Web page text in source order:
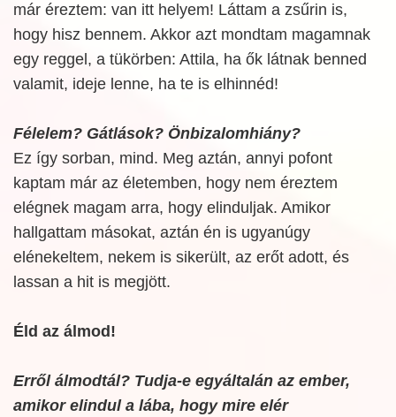
már éreztem: van itt helyem! Láttam a zsűrin is,
hogy hisz bennem. Akkor azt mondtam magamnak
egy reggel, a tükörben: Attila, ha ők látnak benned
valamit, ideje lenne, ha te is elhinnéd!
Félelem? Gátlások? Önbizalomhiány?
Ez így sorban, mind. Meg aztán, annyi pofont
kaptam már az életemben, hogy nem éreztem
elégnek magam arra, hogy elinduljak. Amikor
hallgattam másokat, aztán én is ugyanúgy
elénekeltem, nekem is sikerült, az erőt adott, és
lassan a hit is megjött.
Éld az álmod!
Erről álmodtál? Tudja-e egyáltalán az ember,
amikor elindul a lába, hogy mire elér